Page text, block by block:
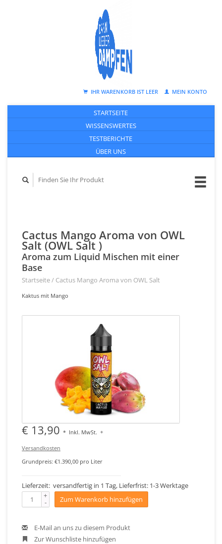
IHR WARENKORB IST LEER MEIN KONTO
STARTSEITE
WISSENSWERTES
TESTBERICHTE
ÜBER UNS
Cactus Mango Aroma von OWL
Salt (OWL Salt )
Aroma zum Liquid Mischen mit einer
Base
Startseite/ Cactus Mango Aroma von OWL Salt
Kaktus mit Mango
€ 13,90 * Inkl. MwSt. +
Versandkosten
Grundpreis: €1.390,00 pro Liter
Lieferzeit: versandfertig in 1 Tag, Lieferfrist: 1-3 Werktage
+
- Zum Warenkorb hinzufügen
E-Mail an uns zu diesem Produkt
Zur Wunschliste hinzufügen